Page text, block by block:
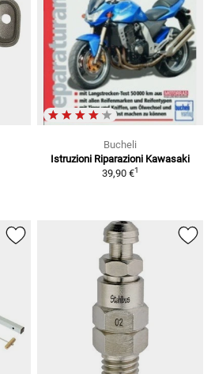
Bucheli
Istruzioni Riparazioni Kawasaki
39,90 €1